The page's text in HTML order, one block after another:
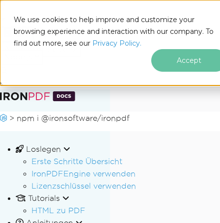
We use cookies to help improve and customize your
browsing experience and interaction with our company. To
find out more, see our Privacy Policy.
Accept
Zum Fußzeileninhalt springen
Docs
Auf dieser Seite
> npm i @ironsoftware/ironpdf
Loslegen
Erste Schritte Übersicht
IronPDFEngine verwenden
Lizenzschlüssel verwenden
Tutorials
HTML zu PDF